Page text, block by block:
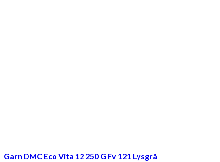
Garn DMC Eco Vita 12 250 G Fv 121 Lysgrå